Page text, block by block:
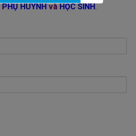
PHỤ HUYNH và HỌC SINH.